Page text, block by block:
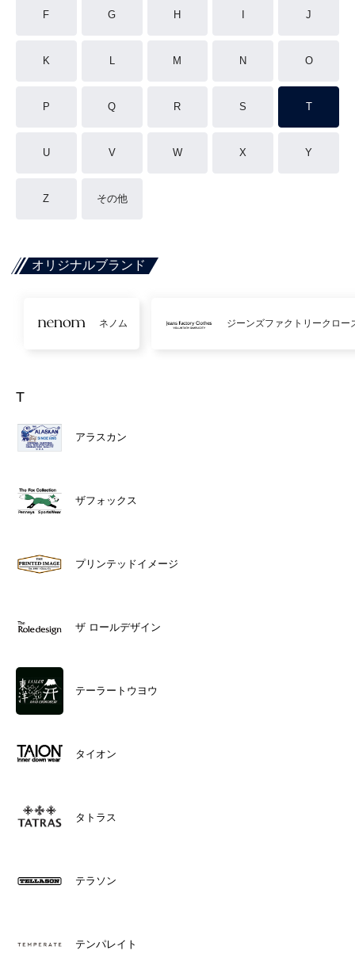
F G H J
K L M N O
P Q R S T
U V W X Y
Z その他
オリジナルブランド
ネノム ジーンズファクトリークロー
T
アラスカン
ザフォックス
プリンテッドイメージ
ザ ロールデザイン
テーラートウヨウ
タイオン
タトラス
テラソン
テンパレイト